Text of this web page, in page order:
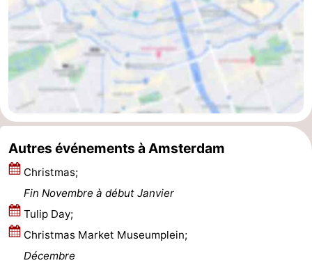
Stationnement
Astuces
pour
les
Adresses
Médicales
Météo
Us
Autres événements à Amsterdam
Christmas;
Fin Novembre à début Janvier
Tulip Day;
Christmas Market Museumplein;
Décembre